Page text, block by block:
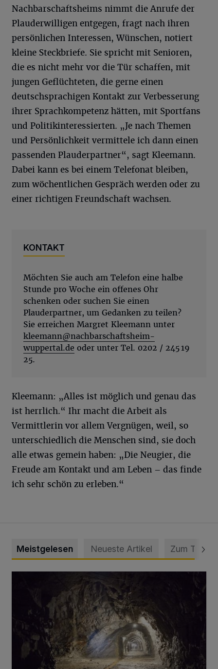
Nachbarschaftsheims nimmt die Anrufe der
Plauderwilligen entgegen, fragt nach ihren
persönlichen Interessen, Wünschen, notiert
kleine Steckbriefe. Sie spricht mit Senioren,
die es nicht mehr vor die Tür schaffen, mit
jungen Geflüchteten, die gerne einen
deutschsprachigen Kontakt zur Verbesserung
ihrer Sprachkompetenz hätten, mit Sportfans
und Politikinteressierten. „Je nach Themen
und Persönlichkeit vermittele ich dann einen
passenden Plauderpartner“, sagt Kleemann.
Dabei kann es bei einem Telefonat bleiben,
zum wöchentlichen Gespräch werden oder zu
einer richtigen Freundschaft wachsen.
KONTAKT
Möchten Sie auch am Telefon eine halbe
Stunde pro Woche ein offenes Ohr
schenken oder suchen Sie einen
Plauderpartner, um Gedanken zu teilen?
Sie erreichen Margret Kleemann unter
kleemann@nachbarschaftsheim-
wuppertal.de oder unter Tel. 0202 / 245 19
25.
Kleemann: „Alles ist möglich und genau das
ist herrlich.“ Ihr macht die Arbeit als
Vermittlerin vor allem Vergnügen, weil, so
unterschiedlich die Menschen sind, sie doch
alle etwas gemein haben: „Die Neugier, die
Freude am Kontakt und am Leben – das finde
ich sehr schön zu erleben.“
Meistgelesen Neueste Artikel Zum Thema